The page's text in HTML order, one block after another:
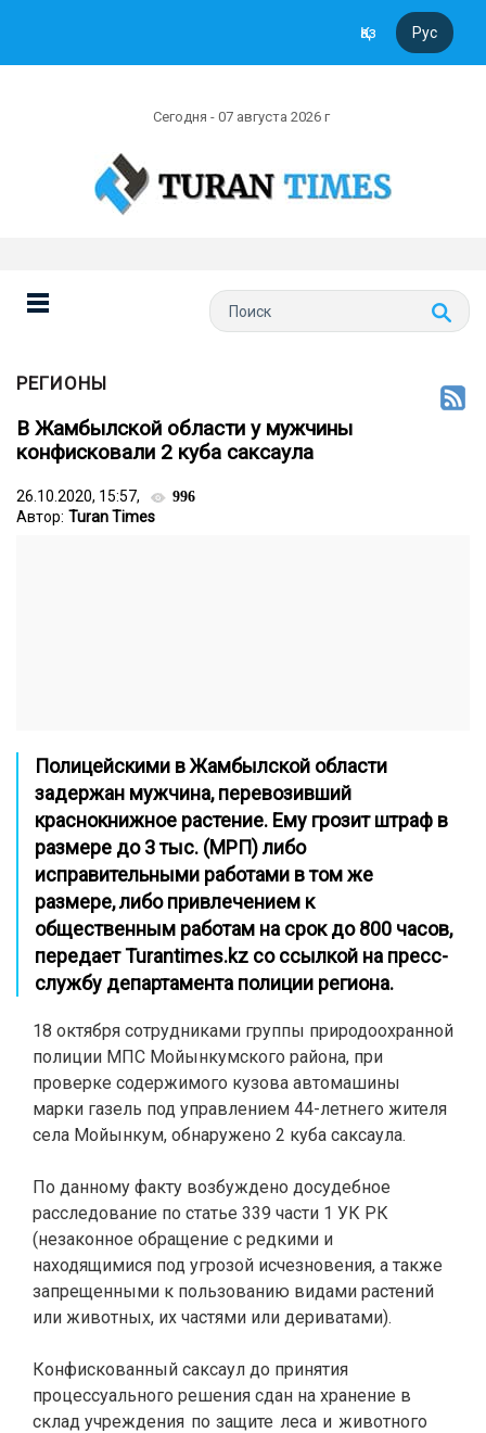
Қаз Рус
Сегодня - 07 августа 2026 г
РЕГИОНЫ
В Жамбылской области у мужчины
конфисковали 2 куба саксаула
26.10.2020, 15:57, 996
Автор: Turan Times
Полицейскими в Жамбылской области
задержан мужчина, перевозивший
краснокнижное растение. Ему грозит штраф в
размере до 3 тыс. (МРП) либо
исправительными работами в том же
размере, либо привлечением к
общественным работам на срок до 800 часов,
передаетTurantimes.kz со ссылкой на пресс-
службу департамента полиции региона.
18 октября сотрудниками группы природоохранной
полиции МПС Мойынкумского района, при
проверке содержимого кузова автомашины
марки газель под управлением 44-летнего жителя
села Мойынкум, обнаружено 2 куба саксаула.
По данному факту возбуждено досудебное
расследование по статье 339 части 1 УК РК
(незаконное обращение с редкими и
находящимися под угрозой исчезновения, а также
запрещенными к пользованию видами растений
или животных, их частями или дериватами).
Конфискованный саксаул до принятия
процессуального решения сдан на хранение в
склад учреждения по защите леса и животного